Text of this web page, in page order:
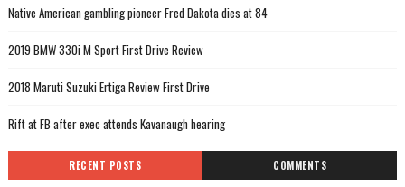
Native American gambling pioneer Fred Dakota dies at 84
2019 BMW 330i M Sport First Drive Review
2018 Maruti Suzuki Ertiga Review First Drive
Rift at FB after exec attends Kavanaugh hearing
RECENT POSTS COMMENTS